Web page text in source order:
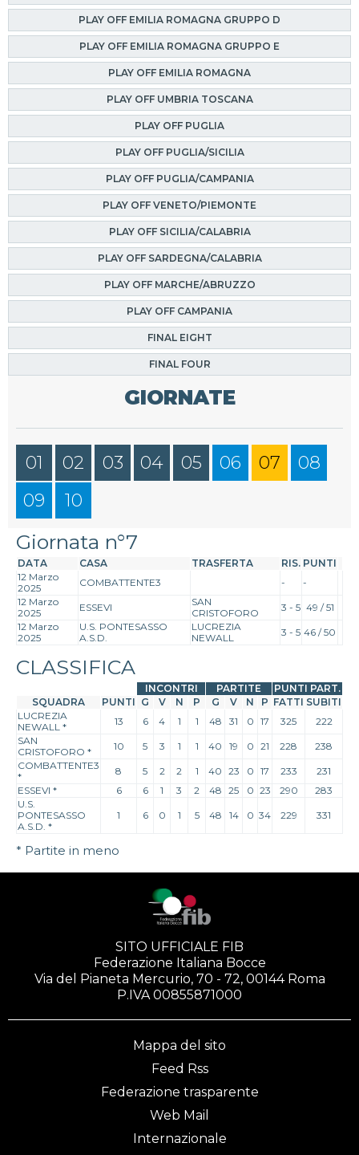
PLAY OFF EMILIA ROMAGNA GRUPPO D
PLAY OFF EMILIA ROMAGNA GRUPPO E
PLAY OFF EMILIA ROMAGNA
PLAY OFF UMBRIA TOSCANA
PLAY OFF PUGLIA
PLAY OFF PUGLIA/SICILIA
PLAY OFF PUGLIA/CAMPANIA
PLAY OFF VENETO/PIEMONTE
PLAY OFF SICILIA/CALABRIA
PLAY OFF SARDEGNA/CALABRIA
PLAY OFF MARCHE/ABRUZZO
PLAY OFF CAMPANIA
FINAL EIGHT
FINAL FOUR
GIORNATE
01 02 03 04 05 06 07
08
09
10
Giornata n°7
DATA CASA TRASFERTA RIS. PUNTI
12 Marzo
2025
COMBATTENTE3 -
-
12 Marzo
2025
ESSEVI
SAN
CRISTOFORO
3 - 5 49 / 51
12 Marzo
2025
U.S. PONTESASSO
A.S.D.
LUCREZIA
NEWALL
3 - 5 46 / 50
CLASSIFICA
INCONTRI PARTITE
PUNTI PART.
SQUADRA
PUNTI G V N P G V N P FATTI SUBITI
LUCREZIA
NEWALL * 13 6 4 1 1 48 31 0 17 325
222
SAN
CRISTOFORO * 10 5 3 1 1 40 19 0 21 228
238
COMBATTENTE3
*
8 5 2 2 1 40 23 0 17 233
231
ESSEVI * 6 6 1 3 2 48 25 0 23 290
283
U.S.
PONTESASSO
A.S.D. *
1 6 0 1 5 48 14 0 34 229 331
* Partite in meno
SITO UFFICIALE FIB
Federazione Italiana Bocce
Via del Pianeta Mercurio, 70 - 72, 00144 Roma
P.IVA 00855871000
Mappa del sito
Feed Rss
Federazione trasparente
Web Mail
Internazionale